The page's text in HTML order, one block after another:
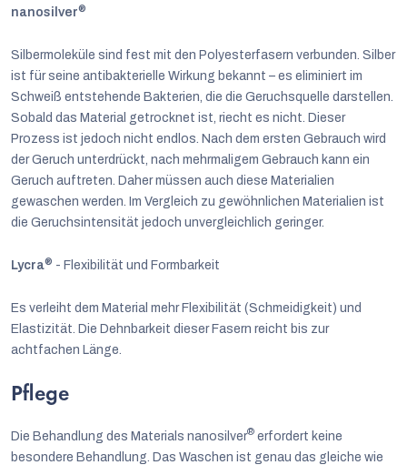
nanosilver®
Silbermoleküle sind fest mit den Polyesterfasern verbunden. Silber
ist für seine antibakterielle Wirkung bekannt – es eliminiert im
Schweiß entstehende Bakterien, die die Geruchsquelle darstellen.
Sobald das Material getrocknet ist, riecht es nicht. Dieser
Prozess ist jedoch nicht endlos. Nach dem ersten Gebrauch wird
der Geruch unterdrückt, nach mehrmaligem Gebrauch kann ein
Geruch auftreten. Daher müssen auch diese Materialien
gewaschen werden. Im Vergleich zu gewöhnlichen Materialien ist
die Geruchsintensität jedoch unvergleichlich geringer.
Lycra® - Flexibilität und Formbarkeit
Es verleiht dem Material mehr Flexibilität (Schmeidigkeit) und
Elastizität. Die Dehnbarkeit dieser Fasern reicht bis zur
achtfachen Länge.
Pflege
Die Behandlung des Materials nanosilver® erfordert keine
besondere Behandlung. Das Waschen ist genau das gleiche wie